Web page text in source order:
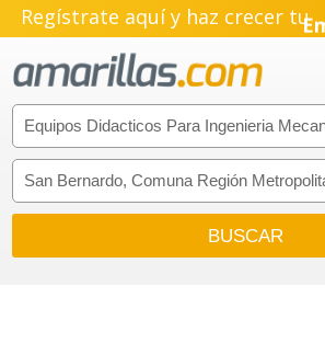
Regístrate aquí y haz crecer tu